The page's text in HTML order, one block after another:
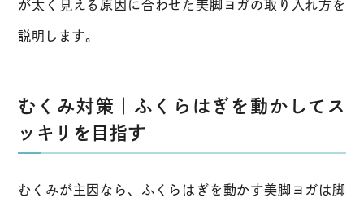
が太く見える原因に合わせた美脚ヨガの取り入れ方を
説明します。
むくみ対策｜ふくらはぎを動かしてス
ッキリを目指す
むくみが主因なら、ふくらはぎを動かす美脚ヨガは脚